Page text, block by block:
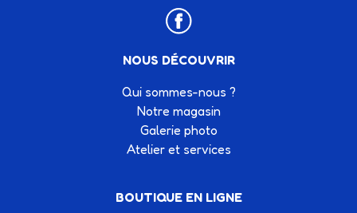
NOUS DÉCOUVRIR
Qui sommes-nous ?
Notre magasin
Galerie photo
Atelier et services
BOUTIQUE EN LIGNE